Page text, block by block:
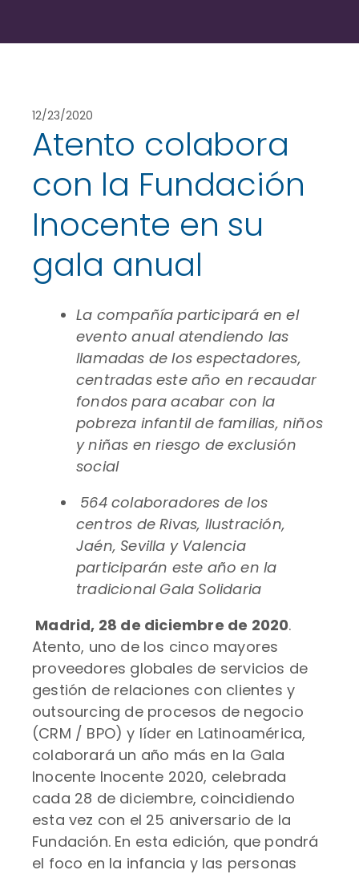
12/23/2020
Atento colabora
con la Fundación
Inocente en su
gala anual
La compañía participará en el
evento anual atendiendo las
llamadas de los espectadores,
centradas este año en recaudar
fondos para acabar con la
pobreza infantil de familias, niños
y niñas en riesgo de exclusión
social
564 colaboradores de los
centros de Rivas, Ilustración,
Jaén, Sevilla y Valencia
participarán este año en la
tradicional Gala Solidaria
Madrid, 28 de diciembre de 2020.
Atento, uno de los cinco mayores
proveedores globales de servicios de
gestión de relaciones con clientes y
outsourcing de procesos de negocio
(CRM / BPO) y líder en Latinoamérica,
colaborará un año más en la Gala
Inocente Inocente 2020, celebrada
cada 28 de diciembre, coincidiendo
esta vez con el 25 aniversario de la
Fundación. En esta edición, que pondrá
el foco en la infancia y las personas